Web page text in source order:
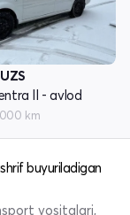
UZS
II - avlod
km
buyuriladigan
vositalari,